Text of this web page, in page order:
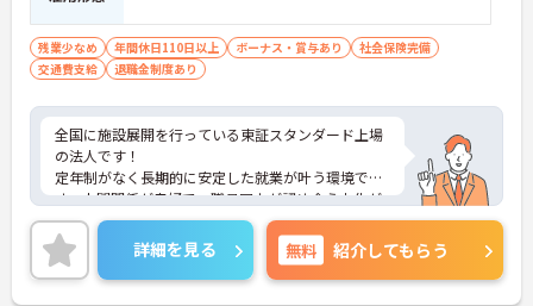
残業少なめ 年間休日110日以上 ボーナス・賞与あり
社会保険完備
交通費支給
退職金制度あり
全国に施設展開を行っている東証スタンダード上場
の法人です！
定年制がなく長期的に安定した就業が叶う環境で
す。人間関係が良好で、職員同士が認め合う文化が
根付いています。
ご興味のある方には、面接対策ポイントなど、さら
に詳細をご案内しますのでお気軽にご相談くださ
い！
詳細を見る 無料 紹介してもらう